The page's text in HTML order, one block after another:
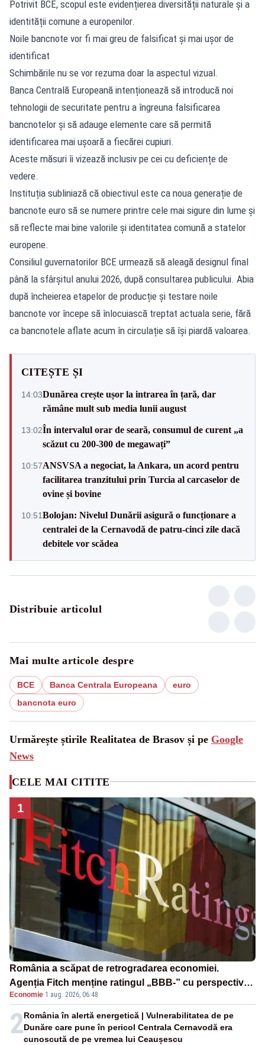
Potrivit BCE, scopul este evidențierea diversității naturale și a
identității comune a europenilor.
Noile bancnote vor fi mai greu de falsificat și mai ușor de
identificat
Schimbările nu se vor rezuma doar la aspectul vizual.
Banca Centrală Europeană intenționează să introducă noi
tehnologii de securitate pentru a îngreuna falsificarea
bancnotelor și să adauge elemente care să permită
identificarea mai ușoară a fiecărei cupiuri.
Aceste măsuri îi vizează inclusiv pe cei cu deficiențe de
vedere.
Instituția subliniază că obiectivul este ca noua generație de
bancnote euro să se numere printre cele mai sigure din lume și
să reflecte mai bine valorile și identitatea comună a statelor
europene.
Consiliul guvernatorilor BCE urmează să aleagă designul final
până la sfârșitul anului 2026, după consultarea publicului. Abia
după încheierea etapelor de producție și testare noile
bancnote vor începe să înlocuiască treptat actuala serie, fără
ca bancnotele aflate acum în circulație să își piardă valoarea.
CITEȘTE ȘI
14:03Dunărea crește ușor la intrarea în țară, dar
rămâne mult sub media lunii august
13:02În intervalul orar de seară, consumul de curent „a
scăzut cu 200-300 de megawați”
10:57ANSVSA a negociat, la Ankara, un acord pentru
facilitarea tranzitului prin Turcia al carcaselor de
ovine și bovine
10:51Bolojan: Nivelul Dunării asigură o funcționare a
centralei de la Cernavodă de patru-cinci zile dacă
debitele vor scădea
Distribuie articolul
Mai multe articole despre
BCE Banca Centrala Europeana
euro
bancnota euro
Urmărește știrile Realitatea de Brasov și pe Google
News
CELE MAI CITITE
1
România a scăpat de retrogradarea economiei.
Agenția Fitch menține ratingul „BBB-” cu perspectivă
negativă
Economie·1 aug. 2026, 06:48
2România în alertă energetică | Vulnerabilitatea de pe
Dunăre care pune în pericol Centrala Cernavodă era
cunoscută de pe vremea lui Ceaușescu